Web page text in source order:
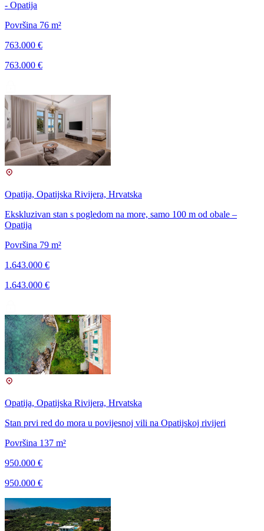
- Opatija
Površina 76 m²
763.000 €
763.000 €
Opatija, Opatijska Rivijera, Hrvatska
Ekskluzivan stan s pogledom na more, samo 100 m od obale –
Opatija
Površina 79 m²
1.643.000 €
1.643.000 €
Opatija, Opatijska Rivijera, Hrvatska
Stan prvi red do mora u povijesnoj vili na Opatijskoj rivijeri
Površina 137 m²
950.000 €
950.000 €